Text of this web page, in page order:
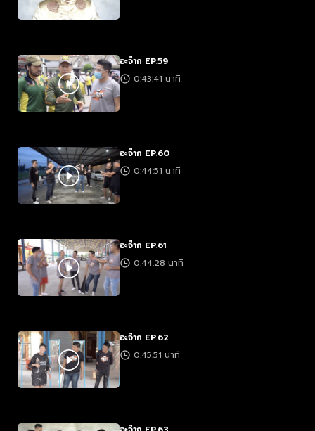
อะจ๊าก EP.59
0:43:41 นาที
อะจ๊าก EP.60
0:44:51 นาที
อะจ๊าก EP.61
0:44:28 นาที
อะจ๊าก EP.62
0:45:51 นาที